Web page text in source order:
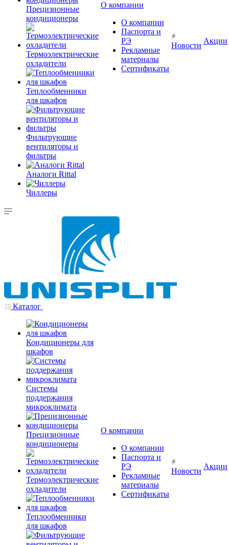
Прецизионные
кондиционеры
Термоэлектрические
охладители
Теплообменники
для шкафов
Фильтрующие
вентиляторы и
фильтры
Аналоги Rittal
Чиллеры
О компании
О компании
Паспорта и
РЭ
Рекламные
материалы
Сертификаты
Новости
Акции
Каталог
Кондиционеры для
шкафов
Системы
поддержания
микроклимата
Прецизионные
кондиционеры
Термоэлектрические
охладители
Теплообменники
для шкафов
О компании
О компании
Паспорта и
РЭ
Рекламные
материалы
Сертификаты
Новости
Акции